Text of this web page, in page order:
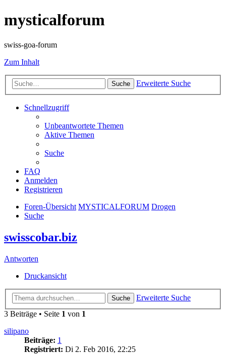
mysticalforum
swiss-goa-forum
Zum Inhalt
Suche Erweiterte Suche
Schnellzugriff
Unbeantwortete Themen
Aktive Themen
Suche
FAQ
Anmelden
Registrieren
Foren-Übersicht MYSTICALFORUM Drogen
Suche
swisscobar.biz
Antworten
Druckansicht
Suche
Erweiterte Suche
3 Beiträge • Seite 1 von 1
silipano
Beiträge: 1
Registriert: Di 2. Feb 2016, 22:25